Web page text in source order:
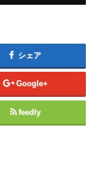
シェア
Google+
feedly